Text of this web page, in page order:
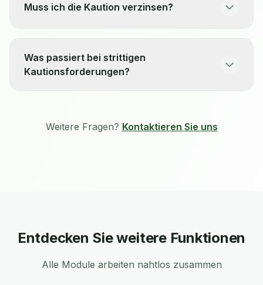
Muss ich die Kaution verzinsen?
Was passiert bei strittigen
Kautionsforderungen?
Weitere Fragen? Kontaktieren Sie uns
Entdecken Sie weitere Funktionen
Alle Module arbeiten nahtlos zusammen